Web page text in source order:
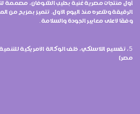
أول منتجات مصرية غنية بحليب الشوفان، مصممة
الرقيقة وشعره منذ اليوم الأول. تتميز بمزيج من
وفقًا لأعلى معايير الجودة والسلامة.
5، تقسيم اللاسلكي، خلف الوكالة الأمريكية
مصر)